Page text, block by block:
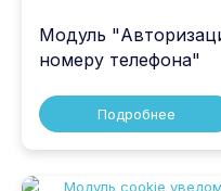
Модуль
номеру телефона"
Подробнее